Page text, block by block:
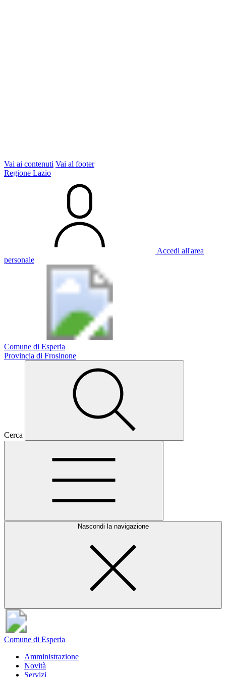
Vai ai contenuti Vai al footer
Regione Lazio
Accedi all'area
personale
Comune di Esperia
Provincia di Frosinone
Cerca
Nascondi la navigazione
Comune di Esperia
Amministrazione
Novità
Servizi